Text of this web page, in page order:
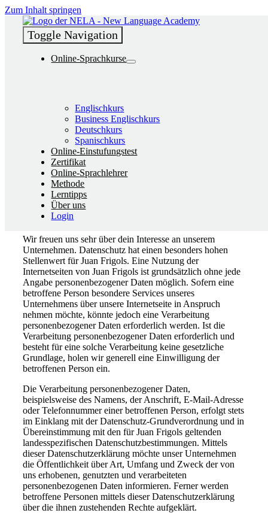
Zum Inhalt springen
Toggle Navigation
Online-Sprachkurse
Englischkurs
Business Englischkurs
Deutschkurs
Spanischkurs
Online-Einstufungstest
Zertifikat
Online-Sprachlehrer
Methode
Lerntipps
Über uns
Login
Datenschutz_DB_APPJuan Frigols
Datenschutzerklärung
Wir freuen uns sehr über dein Interesse an unserem
Unternehmen. Datenschutz hat einen besonders hohen
Stellenwert für Juan Frigols. Eine Nutzung der
Internetseiten von Juan Frigols ist grundsätzlich ohne jede
Angabe personenbezogener Daten möglich. Sofern eine
betroffene Person besondere Services unseres
Unternehmens über unsere Internetseite in Anspruch
nehmen möchte, könnte jedoch eine Verarbeitung
personenbezogener Daten erforderlich werden. Ist die
Verarbeitung personenbezogener Daten erforderlich und
besteht für eine solche Verarbeitung keine gesetzliche
Grundlage, holen wir generell eine Einwilligung der
betroffenen Person ein.
Die Verarbeitung personenbezogener Daten,
beispielsweise des Namens, der Anschrift, E-Mail-Adresse
oder Telefonnummer einer betroffenen Person, erfolgt stets
im Einklang mit der Datenschutz-Grundverordnung und in
Übereinstimmung mit den für Juan Frigols geltenden
landesspezifischen Datenschutzbestimmungen. Mittels
dieser Datenschutzerklärung möchte unser Unternehmen
die Öffentlichkeit über Art, Umfang und Zweck der von
uns erhobenen, genutzten und verarbeiteten
personenbezogenen Daten informieren. Ferner werden
betroffene Personen mittels dieser Datenschutzerklärung
über die ihnen zustehenden Rechte aufgeklärt.